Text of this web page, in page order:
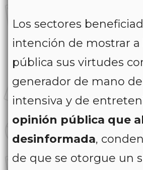
Los sectores
intención de mostrar a
pública sus virtudes
generador de mano
intensiva y de
opinión pública que
desinformada,
de que se otorgue un